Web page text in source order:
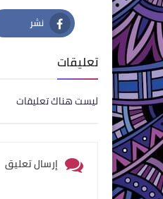
نشر
Facebook
تعليقات
ليست هناك تعليقات
إرسال تعليق